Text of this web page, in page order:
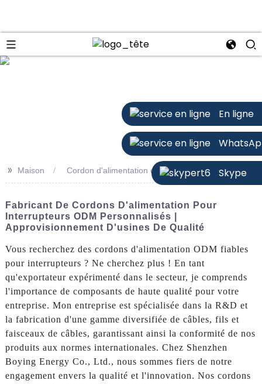
En ligne
Skype
>> Maison Cordon d'alimentation de commutateur ODM
Fabricant De Cordons D'alimentation Pour
Interrupteurs ODM Personnalisés |
Approvisionnement D'usines De Qualité
Vous recherchez des cordons d'alimentation ODM fiables
pour interrupteurs ? Ne cherchez plus ! En tant
qu'exportateur expérimenté dans le secteur, je comprends
l'importance de composants de haute qualité pour votre
entreprise. Mon entreprise est spécialisée dans la R&D et
la fabrication d'une gamme diversifiée de câbles, fils et
faisceaux de câbles, garantissant ainsi la conformité de nos
produits aux normes internationales. Chez Shenzhen
Boying Energy Co., Ltd., nous sommes fiers de notre
engagement envers la qualité et l'innovation. Nos cordons